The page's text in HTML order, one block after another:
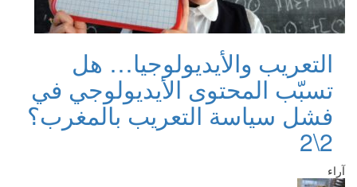
التعريب والأيديولوجيا… هل
تسبّب المحتوى الأيديولوجي في
فشل سياسة التعريب بالمغرب؟
2\2
آراء